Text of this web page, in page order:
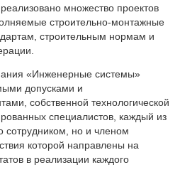
множество проектов
строительно-монтажные
строительным нормам и
«Инженерные системы»
допусками и
собственной технологической
специалистов, каждый из
сотрудником, но и членом
которой направлены на
в реализации каждого